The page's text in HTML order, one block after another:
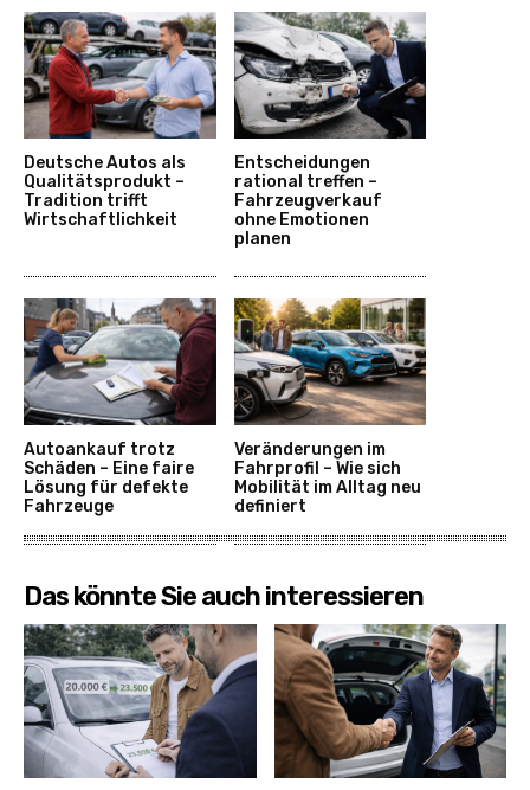
Deutsche Autos als
Qualitätsprodukt –
Tradition trifft
Wirtschaftlichkeit
Entscheidungen
rational treffen –
Fahrzeugverkauf
ohne Emotionen
planen
Autoankauf trotz
Schäden – Eine faire
Lösung für defekte
Fahrzeuge
Veränderungen im
Fahrprofil – Wie sich
Mobilität im Alltag neu
definiert
Das könnte Sie auch interessieren